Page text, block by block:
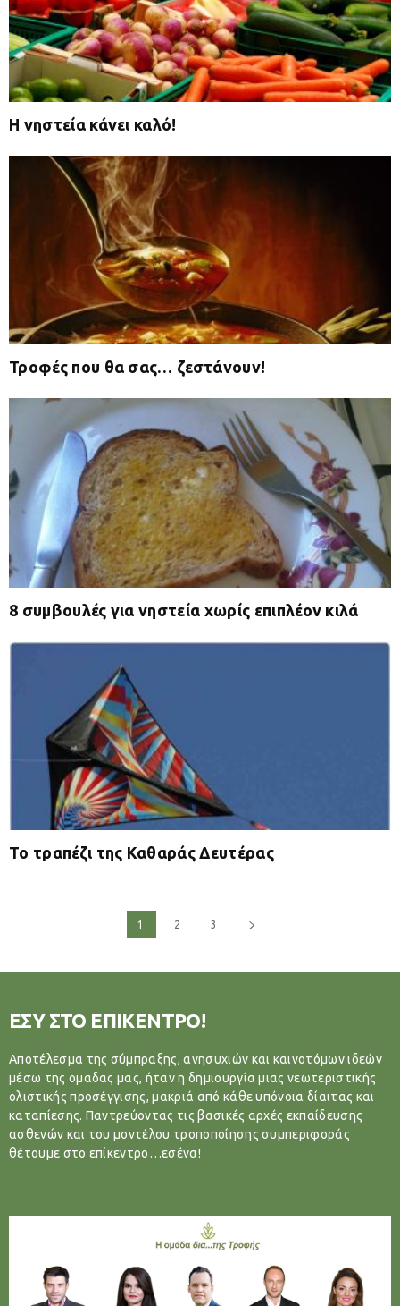
Η νηστεία κάνει καλό!
Τροφές που θα σας… ζεστάνουν!
8 συμβουλές για νηστεία χωρίς επιπλέον κιλά
Το τραπέζι της Καθαράς Δευτέρας
1 2 3
ΕΣΥ ΣΤΟ ΕΠΙΚΕΝΤΡΟ!
Αποτέλεσμα της σύμπραξης, ανησυχιών και καινοτόμων ιδεών
μέσω της ομαδας μας, ήταν η δημιουργία μιας νεωτεριστικής
ολιστικής προσέγγισης, μακριά από κάθε υπόνοια δίαιτας και
καταπίεσης. Παντρεύοντας τις βασικές αρχές εκπαίδευσης
ασθενών και του μοντέλου τροποποίησης συμπεριφοράς
θέτουμε στο επίκεντρο…εσένα!